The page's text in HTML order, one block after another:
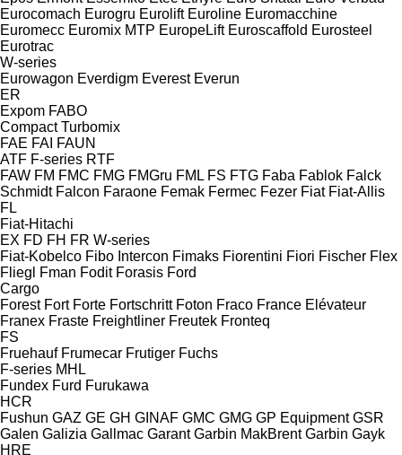
Eurocomach Eurogru Eurolift Euroline Euromacchine
Euromecc Euromix MTP EuropeLift Euroscaffold Eurosteel
Eurotrac
W-series
Eurowagon Everdigm Everest Everun
ER
Expom FABO
Compact Turbomix
FAE FAI FAUN
ATF F-series RTF
FAW FM FMC FMG FMGru FML FS FTG Faba Fablok Falck
Schmidt Falcon Faraone Femak Fermec Fezer Fiat Fiat-Allis
FL
Fiat-Hitachi
EX FD FH FR W-series
Fiat-Kobelco Fibo Intercon Fimaks Fiorentini Fiori Fischer Flex
Fliegl
Fman Fodit Forasis Ford
Cargo
Forest Fort Forte Fortschritt Foton Fraco France Elévateur
Franex Fraste Freightliner Freutek Fronteq
FS
Fruehauf Frumecar Frutiger Fuchs
F-series MHL
Fundex Furd Furukawa
HCR
Fushun GAZ GE GH GINAF GMC GMG GP Equipment GSR
Galen Galizia Gallmac Garant Garbin MakBrent Garbin Gayk
HRE